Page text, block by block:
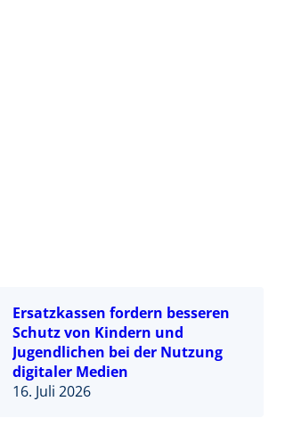
Ersatzkassen fordern besseren
Schutz von Kindern und
Jugendlichen bei der Nutzung
digitaler Medien
16. Juli 2026